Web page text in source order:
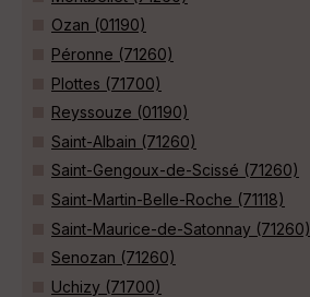
Ozan (01190)
Péronne (71260)
Plottes (71700)
Reyssouze (01190)
Saint-Albain (71260)
Saint-Gengoux-de-Scissé (71260)
Saint-Martin-Belle-Roche (71118)
Saint-Maurice-de-Satonnay (71260)
Senozan (71260)
Uchizy (71700)